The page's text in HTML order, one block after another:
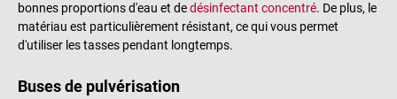
bonnes proportions d'eau et dedésinfectant concentré. De plus, le
matériau est particulièrement résistant, ce qui vous permet
d'utiliser les tasses pendant longtemps.
Buses de pulvérisation